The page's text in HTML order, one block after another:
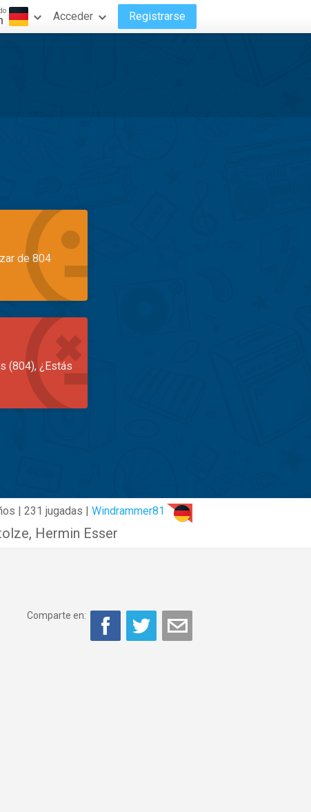
Acceder Registrarse
de 804
(804), ¿Estás
| 231 jugadas | Windrammer81
, Hermin Esser
Comparte en: